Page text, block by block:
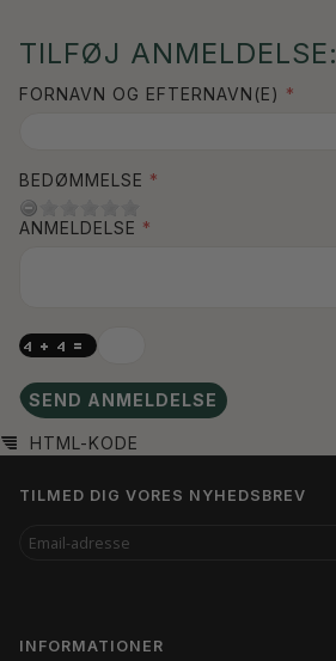
TILFØJ ANMELDELSE:
FORNAVN OG EFTERNAVN(E)
BEDØMMELSE
ANMELDELSE
SEND ANMELDELSE
HTML-KODE
TILMED DIG VORES NYHEDSBREV
EMAIL-
ADRESSE
INFORMATIONER